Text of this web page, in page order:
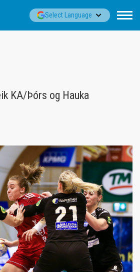
Select Language▼
KA/Þórs og Hauka